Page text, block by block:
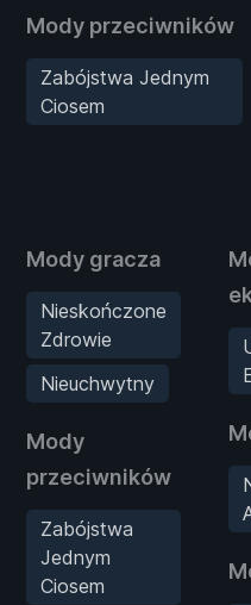
Mody przeciwników
Zabójstwa Jednym
Ciosem
Mody gracza
Nieskończone
Zdrowie
Nieuchwytny
Mody
przeciwników
Zabójstwa
Jednym
Ciosem